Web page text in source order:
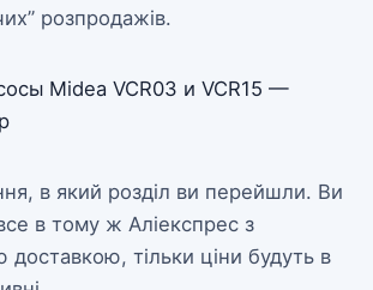
розпродажів.
Midea VCR03 и VCR15 —
в який розділ ви перейшли. Ви
в тому ж Аліекспрес з
тільки ціни будуть в